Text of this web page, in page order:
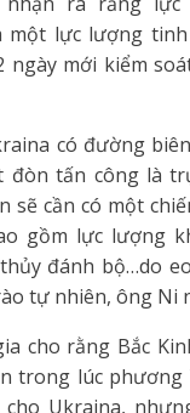
một lực lượng
ngày mới kiểm
có đường
đòn tấn công là
sẽ cần có một
gồm lực lượng
đánh bộ…do
tự nhiên, ông Ni
cho rằng Bắc
trong lúc phương
Ukraina,